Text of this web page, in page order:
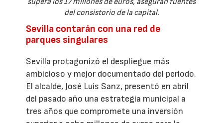
del consistorio de la capital.
Sevilla contarán con una red de
parques singulares
Sevilla protagonizó el despliegue más
ambicioso y mejor documentado del periodo.
El alcalde, José Luis Sanz, presentó en abril
del pasado año una estrategia municipal a
tres años que compromete una inversión